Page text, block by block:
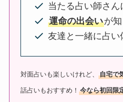
当たる占い師さ
運命の出会いが
友達と一緒に占い
対面占いも楽しいけれど、自宅で
話占いもおすすめ！今なら初回限